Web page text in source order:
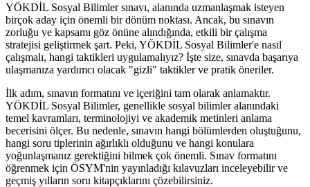
YÖKDİL Sosyal Bilimler sınavı, alanında uzmanlaşmak isteyen
birçok aday için önemli bir dönüm noktası. Ancak, bu sınavın
zorluğu ve kapsamı göz önüne alındığında, etkili bir çalışma
stratejisi geliştirmek şart. Peki, YÖKDİL Sosyal Bilimler'e nasıl
çalışmalı, hangi taktikleri uygulamalıyız? İşte size, sınavda başarıya
ulaşmanıza yardımcı olacak "gizli" taktikler ve pratik öneriler.
İlk adım, sınavın formatını ve içeriğini tam olarak anlamaktır.
YÖKDİL Sosyal Bilimler, genellikle sosyal bilimler alanındaki
temel kavramları, terminolojiyi ve akademik metinleri anlama
becerisini ölçer. Bu nedenle, sınavın hangi bölümlerden oluştuğunu,
hangi soru tiplerinin ağırlıklı olduğunu ve hangi konulara
yoğunlaşmanız gerektiğini bilmek çok önemli. Sınav formatını
öğrenmek için ÖSYM'nin yayınladığı kılavuzları inceleyebilir ve
geçmiş yılların soru kitapçıklarını çözebilirsiniz.